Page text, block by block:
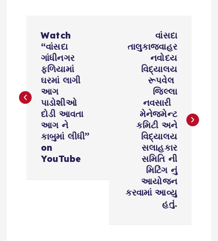
t
Watch
“વાંસદા
ગાંધીનગર
ફળિયામાં
ઘરમાં લાગી
આગ
પાડોશીઓ
દોડી આવતા
આગ ને
કાબુમાં લીધી”
on
YouTube
વાંસદા
તાલુકાજવાહર
નવોદય
વિદ્યાલય
રૂપવેલ
જિલ્લા
નવસારી
મેનેજમેન્ટ
કમિટી અને
વિદ્યાલય
સલાહકાર
સમિતિ ની
મિટિંગ નું
આયોજન
કરવામાં આવ્યુ
હતું.